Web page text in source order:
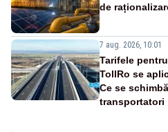
de
7 aug. 2026, 10:01
Tarifele
TollRo se
Ce se
transportatori